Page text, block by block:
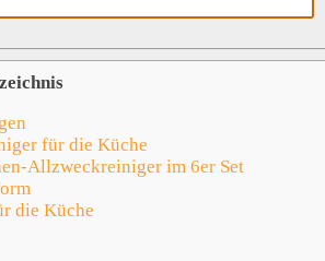
für die Küche
Allzweckreiniger im 6er Set
die Küche